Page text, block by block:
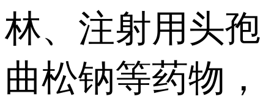
林、注射用头孢
曲松钠等药物，